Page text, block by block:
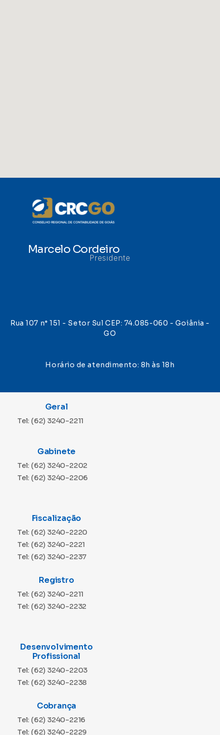
Marcelo Cordeiro
Presidente
Rua 107 n° 151 - Setor Sul CEP: 74.085-060 - Goiânia -
GO
Horário de atendimento: 8h às 18h
Geral
Tel: (62) 3240-2211
Gabinete
Tel: (62) 3240-2202
Tel: (62) 3240-2206
Fiscalização
Tel: (62) 3240-2220
Tel: (62) 3240-2221
Tel: (62) 3240-2237
Registro
Tel: (62) 3240-2211
Tel: (62) 3240-2232
Desenvolvimento
Profissional
Tel: (62) 3240-2203
Tel: (62) 3240-2238
Cobrança
Tel: (62) 3240-2216
Tel: (62) 3240-2229